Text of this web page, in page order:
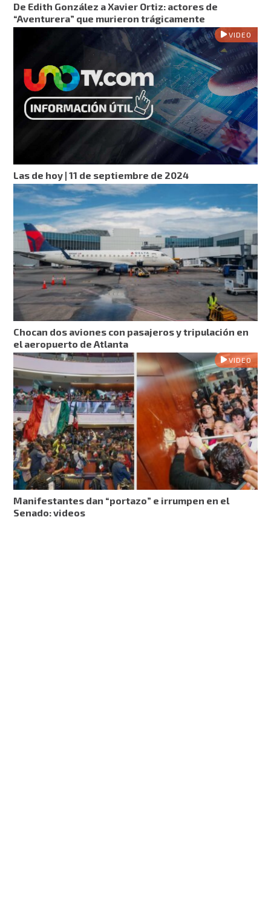
De Edith González a Xavier Ortiz: actores de
“Aventurera” que murieron trágicamente
VIDEO
Las de hoy | 11 de septiembre de 2024
Chocan dos aviones con pasajeros y tripulación en
el aeropuerto de Atlanta
VIDEO
Manifestantes dan “portazo” e irrumpen en el
Senado: videos